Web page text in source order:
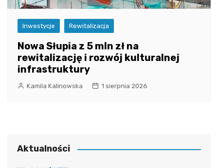
Inwestycje Rewitalizacja
Nowa Słupia z 5 mln zł na
rewitalizację i rozwój kulturalnej
infrastruktury
Kamila Kalinowska 1 sierpnia 2026
Aktualności